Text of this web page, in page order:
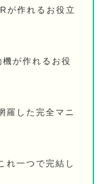
が作れるお役立
が作れるお役
羅した完全マニ
れ一つで完結し